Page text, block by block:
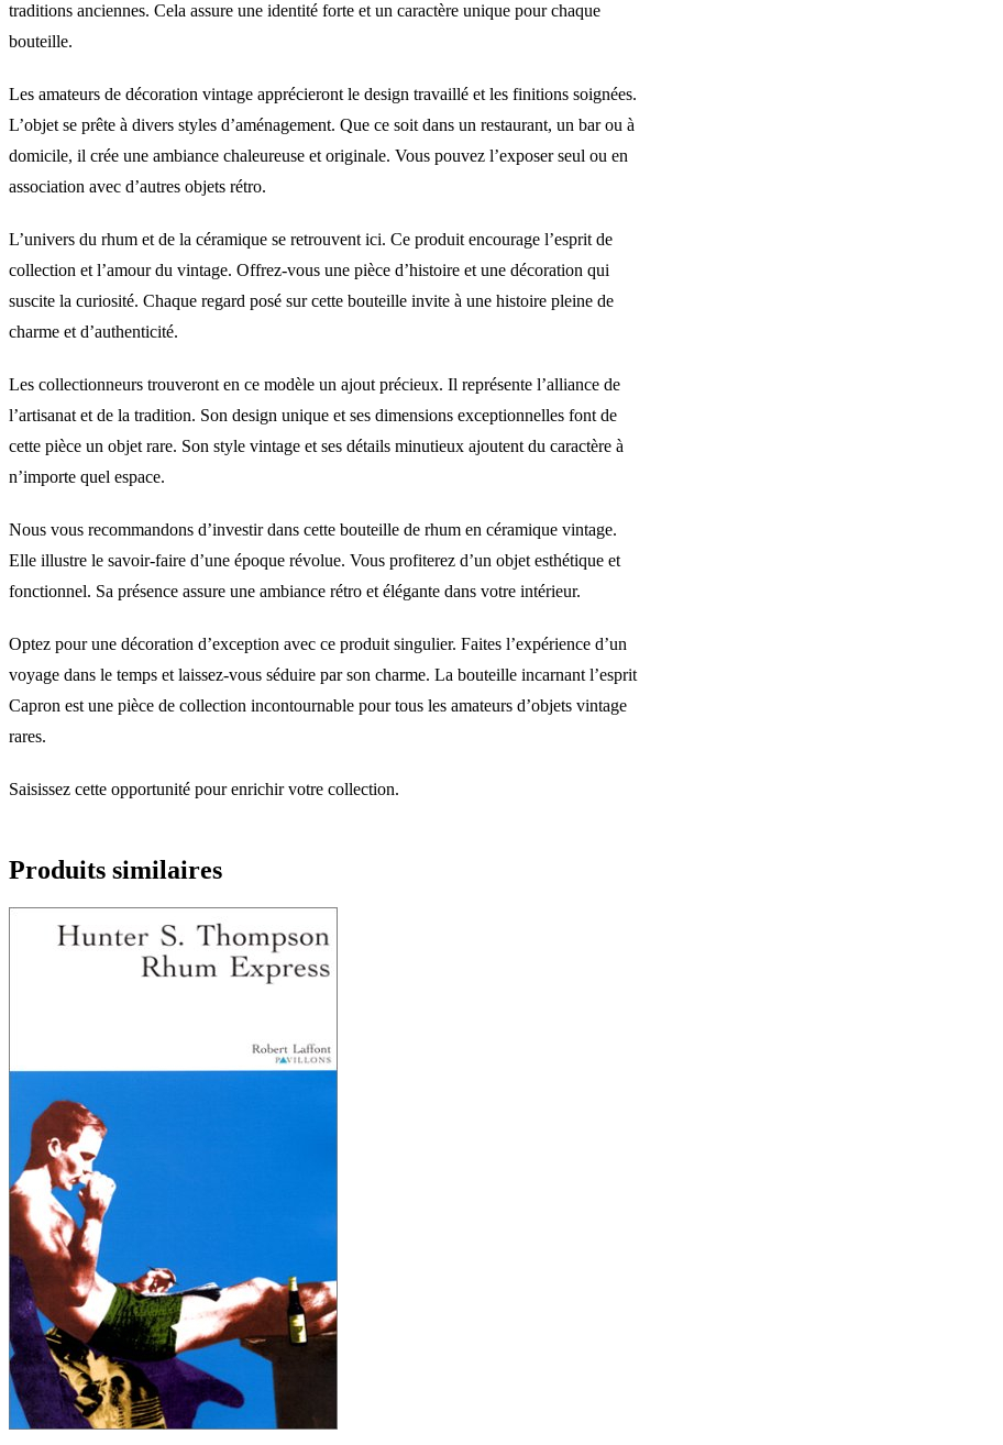
traditions anciennes. Cela assure une identité forte et un caractère unique pour chaque
bouteille.
Les amateurs de décoration vintage apprécieront le design travaillé et les finitions soignées.
L’objet se prête à divers styles d’aménagement. Que ce soit dans un restaurant, un bar ou à
domicile, il crée une ambiance chaleureuse et originale. Vous pouvez l’exposer seul ou en
association avec d’autres objets rétro.
L’univers du rhum et de la céramique se retrouvent ici. Ce produit encourage l’esprit de
collection et l’amour du vintage. Offrez-vous une pièce d’histoire et une décoration qui
suscite la curiosité. Chaque regard posé sur cette bouteille invite à une histoire pleine de
charme et d’authenticité.
Les collectionneurs trouveront en ce modèle un ajout précieux. Il représente l’alliance de
l’artisanat et de la tradition. Son design unique et ses dimensions exceptionnelles font de
cette pièce un objet rare. Son style vintage et ses détails minutieux ajoutent du caractère à
n’importe quel espace.
Nous vous recommandons d’investir dans cette bouteille de rhum en céramique vintage.
Elle illustre le savoir-faire d’une époque révolue. Vous profiterez d’un objet esthétique et
fonctionnel. Sa présence assure une ambiance rétro et élégante dans votre intérieur.
Optez pour une décoration d’exception avec ce produit singulier. Faites l’expérience d’un
voyage dans le temps et laissez-vous séduire par son charme. La bouteille incarnant l’esprit
Capron est une pièce de collection incontournable pour tous les amateurs d’objets vintage
rares.
Saisissez cette opportunité pour enrichir votre collection.
Produits similaires